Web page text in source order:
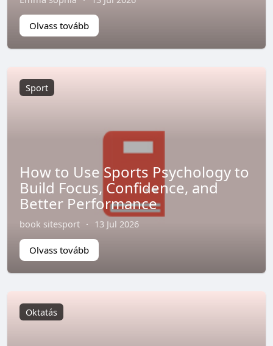
Olvass tovább
Sport
How to Use Sports Psychology to
Build Focus, Confidence, and
Better Performance
book sitesport · 13 Jul 2026
Olvass tovább
Oktatás